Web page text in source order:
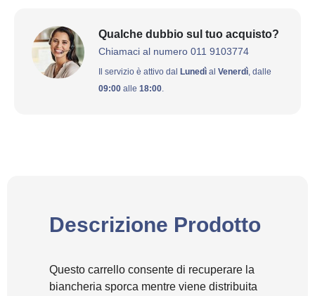
Qualche dubbio sul tuo acquisto?
Chiamaci al numero 011 9103774
Il servizio è attivo dal Lunedì al Venerdì , dalle
09:00 alle 18:00
Descrizione Prodotto
Questo carrello consente di recuperare la
biancheria sporca mentre viene distribuita